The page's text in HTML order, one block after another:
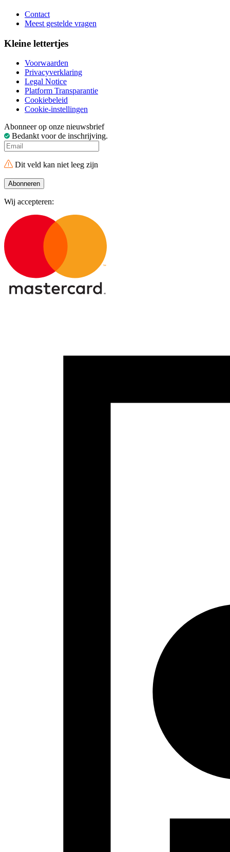
Contact
Meest gestelde vragen
Kleine lettertjes
Voorwaarden
Privacyverklaring
Legal Notice
Platform Transparantie
Cookiebeleid
Cookie-instellingen
Abonneer op onze nieuwsbrief
Bedankt voor de inschrijving.
Dit veld kan niet leeg zijn
Abonneren
Wij accepteren: